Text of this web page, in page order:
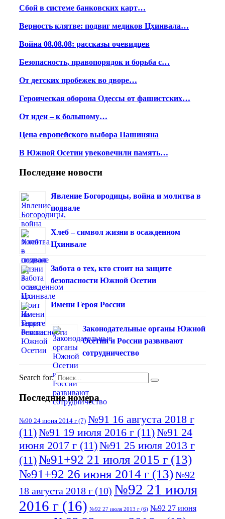
Сбой в системе банковских карт…
Верность клятве: подвиг медиков Цхинвала…
Война 08.08.08: рассказы очевидцев
Безопасность, правопорядок и борьба с…
От детских пробежек во дворе…
Героическая оборона Одессы от фашистских…
От идеи – к большому…
Цена европейского выбора Пашиняна
В Южной Осетии увековечили память…
Последние новости
Явление Богородицы, война и молитва в
подвале
Хлеб – символ жизни в осажденном
Цхинвале
Забота о тех, кто стоит на защите
безопасности Южной Осетии
Имени Героя России
Законодательные органы Южной
Осетии и России развивают
сотрудничество
Search for:
Последние номера
№90 24 июня 2014 г (7) №91 16 августа 2018 г
(11)№91 19 июля 2016 г (11)№91 24
июня 2017 г (11)№91 25 июля 2013 г
(11)№91+92 21 июля 2015 г (13)
№91+92 26 июня 2014 г (13)№92
18 августа 2018 г (10) №92 21 июля
2016 г (16) №92 27 июля 2013 г (6) №92 27 июня